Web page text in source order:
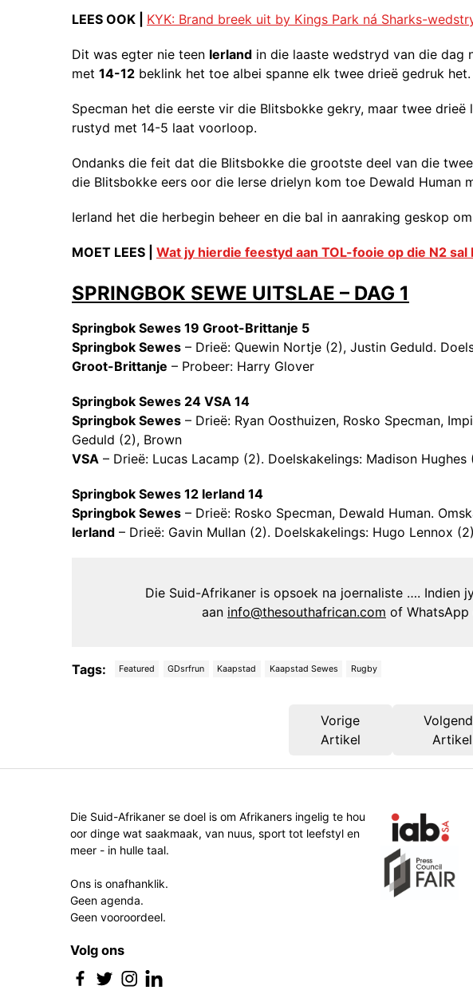
LEES OOK | KYK: Brand breek uit by Kings Park ná Sharks-
Dit was egter nie teen Ierland in die laaste wedstryd van die dag
met 14-12 beklink het toe albei spanne elk twee drieë gedruk het.
Specman het die eerste vir die Blitsbokke gekry, maar twee
rustyd met 14-5 laat voorloop.
Ondanks die feit dat die Blitsbokke die grootste deel van die
die Blitsbokke eers oor die Ierse drielyn kom toe Dewald Human
Ierland het die herbegin beheer en die bal in aanraking geskop
MOET LEES | Wat jy hierdie feestyd aan TOL-fooie op die N2 sal
SPRINGBOK SEWE UITSLAE – DAG 1
Springbok Sewes 19 Groot-Brittanje 5
Springbok Sewes – Drieë: Quewin Nortje (2), Justin Geduld.
Groot-Brittanje – Probeer: Harry Glover
Springbok Sewes 24 VSA 14
Springbok Sewes – Drieë: Ryan Oosthuizen, Rosko Specman,
Geduld (2), Brown
VSA – Drieë: Lucas Lacamp (2). Doelskakelings: Madison Hughes
Springbok Sewes 12 Ierland 14
Springbok Sewes – Drieë: Rosko Specman, Dewald Human.
Ierland – Drieë: Gavin Mullan (2). Doelskakelings: Hugo Lennox (2)
Die Suid-Afrikaner is opsoek na joernaliste …. Indien
aan info@thesouthafrican.com of WhatsApp
Tags: Featured GDsrfrun Kaapstad Kaapstad Sewes Rugby
Artikel
Vorige
Artikel
Die Suid-Afrikaner se doel is om Afrikaners ingelig te hou
oor dinge wat saakmaak, van nuus, sport tot leefstyl en
meer - in hulle taal.
Ons is onafhanklik.
Geen agenda.
Geen vooroordeel.
Volg ons